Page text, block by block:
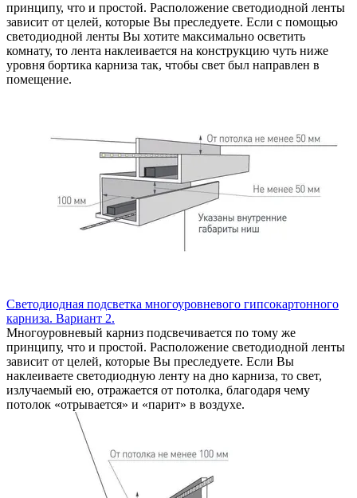
принципу, что и простой. Расположение светодиодной ленты
зависит от целей, которые Вы преследуете. Если с помощью
светодиодной ленты Вы хотите максимально осветить
комнату, то лента наклеивается на конструкцию чуть ниже
уровня бортика карниза так, чтобы свет был направлен в
помещение.
Светодиодная подсветка многоуровневого гипсокартонного
карниза. Вариант 2.
Многоуровневый карниз подсвечивается по тому же
принципу, что и простой. Расположение светодиодной ленты
зависит от целей, которые Вы преследуете. Если Вы
наклеиваете светодиодную ленту на дно карниза, то свет,
излучаемый ею, отражается от потолка, благодаря чему
потолок «отрывается» и «парит» в воздухе.